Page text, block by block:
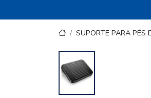
SUPORTE PARA PÉS